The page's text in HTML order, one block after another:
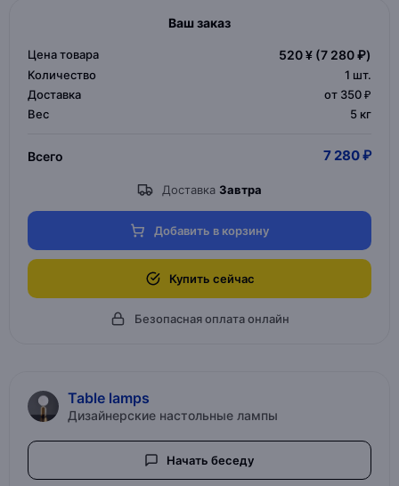
Ваш заказ
Цена товара 520 ¥ (7 280 ₽)
Количество 1 шт.
Доставка
от 350 ₽
Вес
5 кг
Всего 7 280 ₽
Доставка Завтра
Добавить в корзину
Купить сейчас
Безопасная оплата онлайн
Table lamps
Дизайнерские настольные лампы
Начать беседу